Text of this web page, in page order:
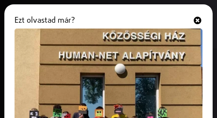
Térség és a nagyviláglegfrissebb
hírei
Ezt olvastad már?